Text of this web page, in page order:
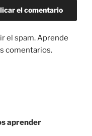
el spam.Aprende
comentarios.
aprender